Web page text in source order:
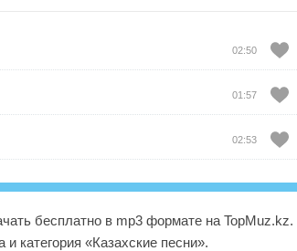
02:50
01:57
02:53
бесплатно в mp3 формате на TopMuz.kz.
категория «Казахские песни».